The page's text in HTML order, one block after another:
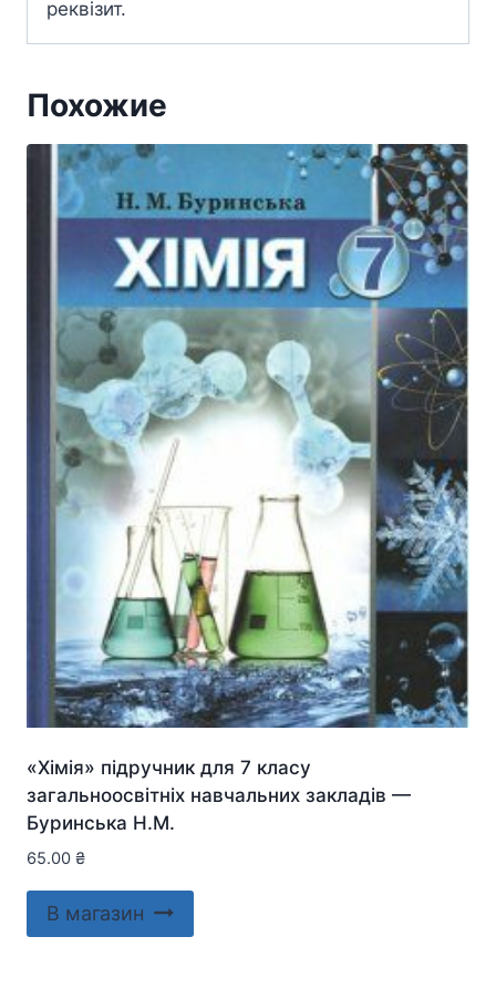
реквізит.
Похожие
«Хімія» підручник для 7 класу
загальноосвітніх навчальних закладів —
Буринська Н.М.
65.00 ₴
В магазин